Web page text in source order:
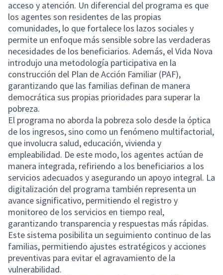
acceso y atención. Un diferencial del programa es que
los agentes son residentes de las propias
comunidades, lo que fortalece los lazos sociales y
permite un enfoque más sensible sobre las verdaderas
necesidades de los beneficiarios. Además, el Vida Nova
introdujo una metodología participativa en la
construcción del Plan de Acción Familiar (PAF),
garantizando que las familias definan de manera
democrática sus propias prioridades para superar la
pobreza.
El programa no aborda la pobreza solo desde la óptica
de los ingresos, sino como un fenómeno multifactorial,
que involucra salud, educación, vivienda y
empleabilidad. De este modo, los agentes actúan de
manera integrada, refiriendo a los beneficiarios a los
servicios adecuados y asegurando un apoyo integral. La
digitalización del programa también representa un
avance significativo, permitiendo el registro y
monitoreo de los servicios en tiempo real,
garantizando transparencia y respuestas más rápidas.
Este sistema posibilita un seguimiento continuo de las
familias, permitiendo ajustes estratégicos y acciones
preventivas para evitar el agravamiento de la
vulnerabilidad.